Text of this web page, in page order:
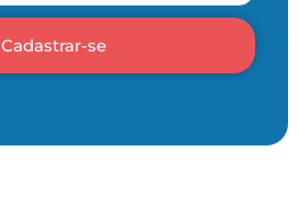
Cadastrar-se